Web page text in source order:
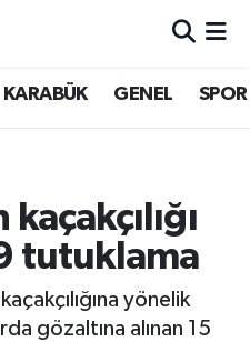
KARABÜK GENEL SPOR
tutuklama
yönelik
gözaltına alınan 15